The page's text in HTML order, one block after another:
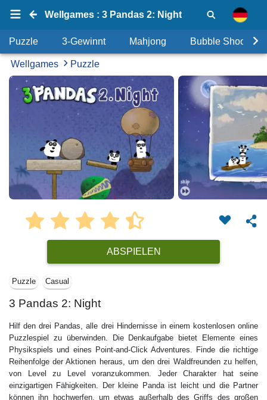
Wellgames : 3 Pandas 2: Night
Puzzle 3-Gewinnt Mahjong Bubble Shooter
Wellgames Puzzle
ABSPIELEN
Puzzle Casual
3 Pandas 2: Night
Hilf den drei Pandas, alle drei Hindernisse in einem kostenlosen online
Puzzlespiel zu überwinden. Die Denkaufgabe bietet Elemente eines
Physikspiels und eines Point-and-Click Adventures. Finde die richtige
Reihenfolge der Aktionen heraus, um den drei Waldfreunden zu helfen,
von Level zu Level voranzukommen. Jeder Charakter hat seine
einzigartigen Fähigkeiten. Der kleine Panda ist leicht und die Partner
können ihn hochwerfen, um etwas außerhalb des Griffs des großen